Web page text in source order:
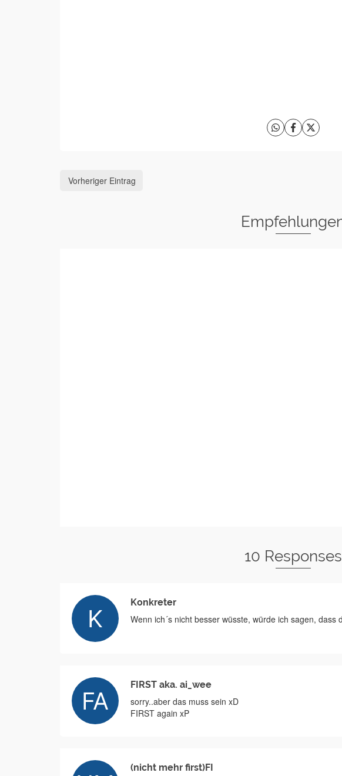
Vorheriger Eintrag
10 Responses
Konkreter
Wenn ich´s nicht besser wüsste, würde ich sagen, dass
FIRST aka. ai_wee
sorry..aber das muss sein xD
FIRST again xP
(nicht mehr first)FI